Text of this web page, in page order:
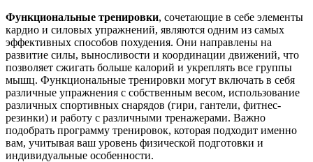
Функциональные тренировки, сочетающие в себе элементы
кардио и силовых упражнений, являются одним из самых
эффективных способов похудения. Они направлены на
развитие силы, выносливости и координации движений, что
позволяет сжигать больше калорий и укреплять все группы
мышц. Функциональные тренировки могут включать в себя
различные упражнения с собственным весом, использование
различных спортивных снарядов (гири, гантели, фитнес-
резинки) и работу с различными тренажерами. Важно
подобрать программу тренировок, которая подходит именно
вам, учитывая ваш уровень физической подготовки и
индивидуальные особенности.